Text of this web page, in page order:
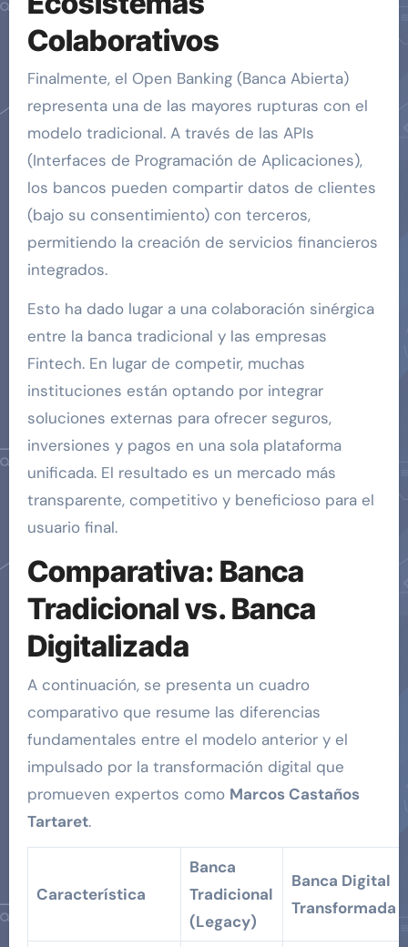
Colaborativos
Finalmente, el Open Banking (Banca Abierta)
representa una de las mayores rupturas con el
modelo tradicional. A través de las APIs
(Interfaces de Programación de Aplicaciones),
los bancos pueden compartir datos de clientes
(bajo su consentimiento) con terceros,
permitiendo la creación de servicios financieros
integrados.
Esto ha dado lugar a una colaboración sinérgica
entre la banca tradicional y las empresas
Fintech. En lugar de competir, muchas
instituciones están optando por integrar
soluciones externas para ofrecer seguros,
inversiones y pagos en una sola plataforma
unificada. El resultado es un mercado más
transparente, competitivo y beneficioso para el
usuario final.
Comparativa: Banca
Tradicional vs. Banca
Digitalizada
A continuación, se presenta un cuadro
comparativo que resume las diferencias
fundamentales entre el modelo anterior y el
impulsado por la transformación digital que
promueven expertos como Marcos Castaños
Tartaret.
Característica
Banca
Tradicional
(Legacy)
Banca Digital
Transformada